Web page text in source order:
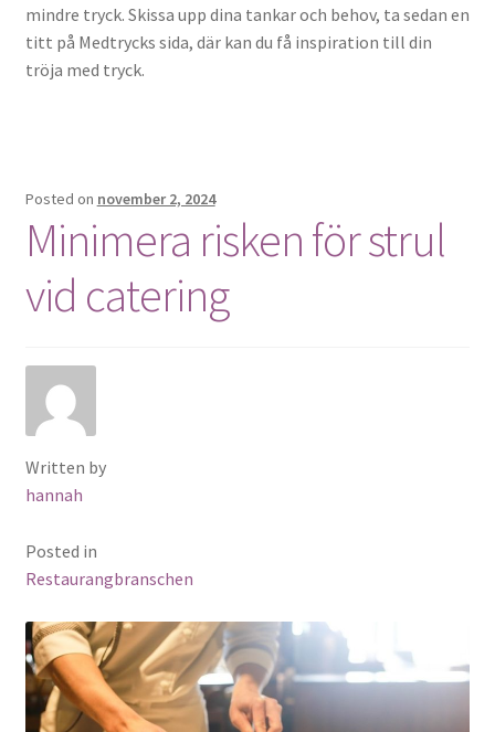
mindre tryck. Skissa upp dina tankar och behov, ta sedan en
titt på Medtrycks sida, där kan du få inspiration till din
tröja med tryck.
Posted on november 2, 2024
Minimera risken för strul
vid catering
Written by
hannah
Posted in
Restaurangbranschen